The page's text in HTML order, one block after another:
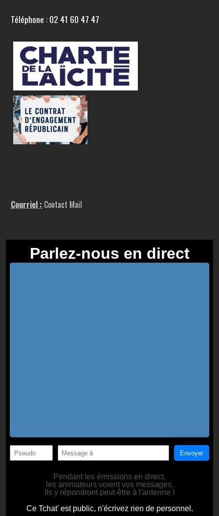
Téléphone : 02 41 60 47 47
Courriel : Contact Mail